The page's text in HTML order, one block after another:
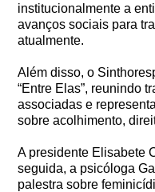
institucionalmente a
avanços sociais para
atualmente.
Além disso, o
“Entre Elas”, reunindo
associadas e
sobre acolhimento,
A presidente Elisabete
seguida, a psicóloga
palestra sobre